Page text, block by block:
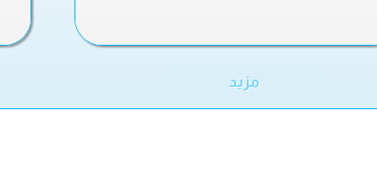
مزيد